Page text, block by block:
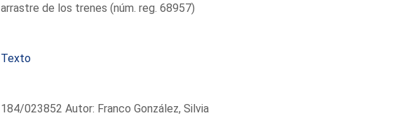
arrastre de los trenes (núm. reg. 68957)
Texto
184/023852 Autor: Franco González, Silvia